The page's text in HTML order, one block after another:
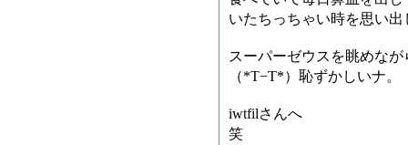
いたちっちゃい時を思い
スーパーゼウスを眺めなが
（*T−T*）恥ずかしいナ。
iwtfilさんへ
笑